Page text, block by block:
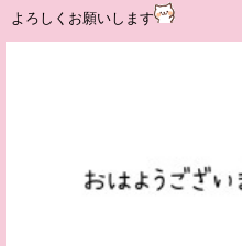
よろしくお願いします